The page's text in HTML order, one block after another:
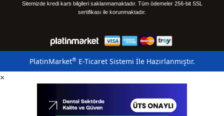
Sitemizde kredi kartı bilgileri saklanmamaktadır. Tüm ödemeler 256-bit SSL
sertifikası ile korunmaktadır.
PlatinMarket®E-Ticaret Sistemi İle Hazırlanmıştır.
×